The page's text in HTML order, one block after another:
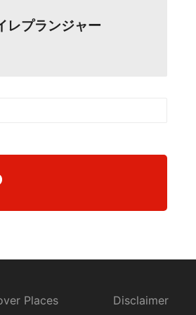
レプランジャー
Places Disclaimer